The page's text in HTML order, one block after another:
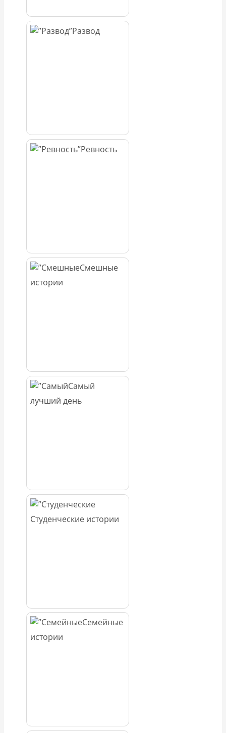
Развод
Ревность
Смешные
истории
Самый
лучший день
Студенческие истории
Семейные
истории